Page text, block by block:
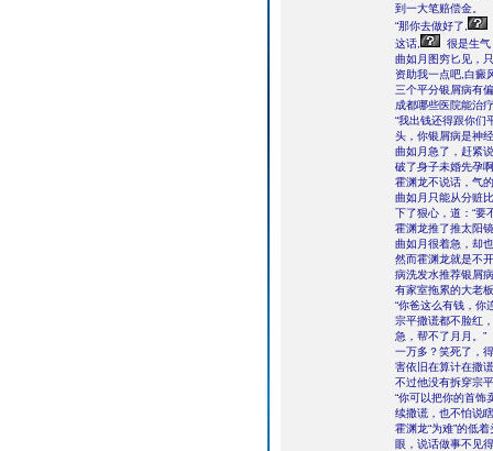
到一大笔赔偿金。
“那你去做好了,
这话,
很是生
曲如月图穷匕见，
资助我一点吧,白癜
三个平分银屑病有
成都哪些医院能治
“我出钱还得跟你们
头，你银屑病是神
曲如月急了，赶紧
破了身子未婚先孕
霍渊龙不说话，气
曲如月只能从分赃
下了狠心，道：“要
霍渊龙推了推太阳
曲如月很着急，却
然而霍渊龙就是不
病洗发水推荐银屑
有家室拖累的大老
“你爸这么有钱，你
宗平撒谎都不脸红
急，帮不了月月。”
一万多？笑死了，
害依旧在算计在撒
不过他没有拆穿宗
“你可以把你的首饰
续撒谎，也不怕说
霍渊龙“为难”的低
眼，说话做事不见